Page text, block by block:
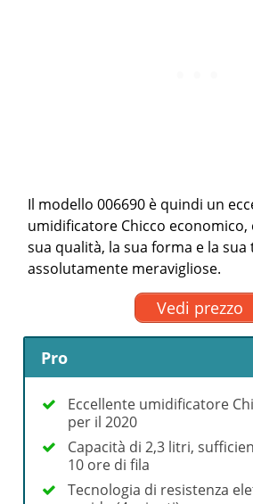
Il modello 006690 è quindi un
umidificatore Chicco economico,
sua qualità, la sua forma e la
assolutamente meravigliose.
Vedi prezzo
Pro
Eccellente umidificatore
per il 2020
Capacità di 2,3 litri,
10 ore di fila
Tecnologia di resistenza